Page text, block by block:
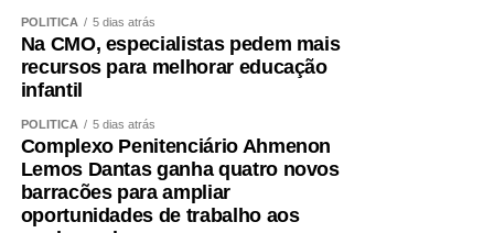
POLÍTICA 5 dias atrás
Na CMO, especialistas pedem mais
recursos para melhorar educação
infantil
POLÍTICA 5 dias atrás
Complexo Penitenciário Ahmenon
Lemos Dantas ganha quatro novos
barracões para ampliar
oportunidades de trabalho aos